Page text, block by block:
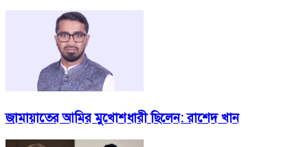
জামায়াতের আমির মুখোশধারী ছিলেন: রাশেদ খান